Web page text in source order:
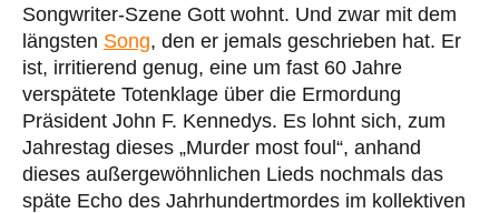
Songwriter-Szene Gott wohnt. Und zwar mit dem
längsten Song, den er jemals geschrieben hat. Er
ist, irritierend genug, eine um fast 60 Jahre
verspätete Totenklage über die Ermordung
Präsident John F. Kennedys. Es lohnt sich, zum
Jahrestag dieses „Murder most foul“, anhand
dieses außergewöhnlichen Lieds nochmals das
späte Echo des Jahrhundertmordes im kollektiven